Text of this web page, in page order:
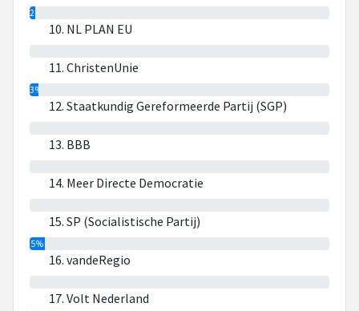
2%
10. NL PLAN EU
11. ChristenUnie
3%
12. Staatkundig Gereformeerde Partij (SGP)
13. BBB
14. Meer Directe Democratie
15. SP (Socialistische Partij)
5%
16. vandeRegio
17. Volt Nederland